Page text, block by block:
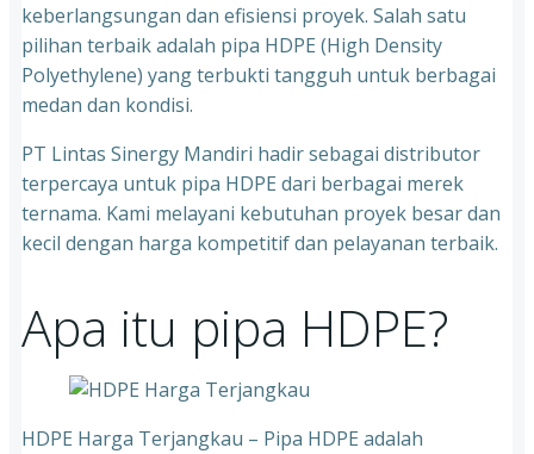
keberlangsungan dan efisiensi proyek. Salah satu
pilihan terbaik adalah pipa HDPE (High Density
Polyethylene) yang terbukti tangguh untuk berbagai
medan dan kondisi.
PT Lintas Sinergy Mandiri hadir sebagai distributor
terpercaya untuk pipa HDPE dari berbagai merek
ternama. Kami melayani kebutuhan proyek besar dan
kecil dengan harga kompetitif dan pelayanan terbaik.
Apa itu pipa HDPE?
HDPE Harga Terjangkau – Pipa HDPE adalah